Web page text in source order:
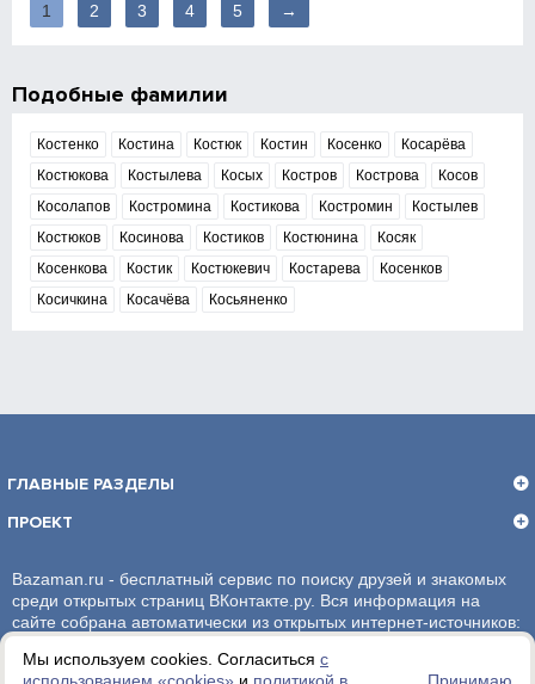
Мы используем cookies. Согласиться с
1 2 3 4 5 →
Подобные фамилии
Костенко Костина Костюк Костин Косенко
Косарёва
Костюкова
Костылева Косых Костров Кострова
Косов
Косолапов
Костромина Костикова Костромин
Костылев
Костюков
Косинова Костиков Костюнина
Косяк
Косенкова
Костик Костюкевич Костарева
Косенков
Косичкина
Косачёва Косьяненко
ГЛАВНЫЕ РАЗДЕЛЫ
ПРОЕКТ
Bazaman.ru - бесплатный сервис по поиску друзей и знакомых
среди открытых страниц ВКонтакте.ру. Вся информация на
сайте собрана автоматически из открытых интернет-источников:
администрация сайта ответственности не несет.